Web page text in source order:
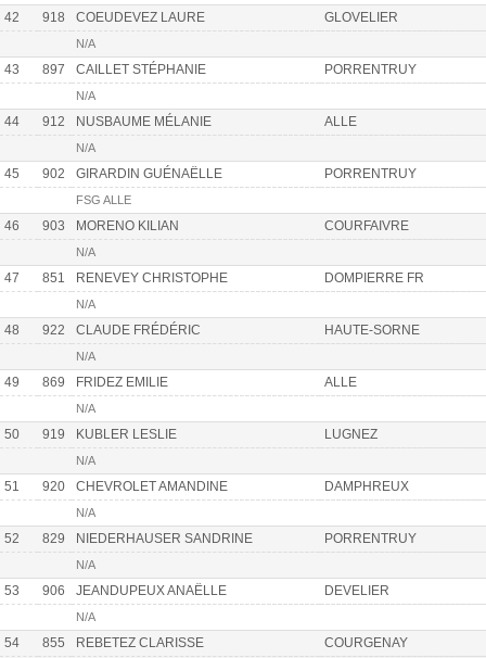
42 918 COEUDEVEZ LAURE GLOVELIER
N/A
43 897 CAILLET STÉPHANIE PORRENTRUY
N/A
44 912 NUSBAUME MÉLANIE ALLE
N/A
45 902 GIRARDIN GUÉNAËLLE PORRENTRUY
FSG ALLE
46 903 MORENO KILIAN COURFAIVRE
N/A
47 851 RENEVEY CHRISTOPHE DOMPIERRE FR
N/A
48 922 CLAUDE FRÉDÉRIC HAUTE-SORNE
N/A
49 869 FRIDEZ EMILIE ALLE
N/A
50 919 KUBLER LESLIE LUGNEZ
N/A
51 920 CHEVROLET AMANDINE DAMPHREUX
N/A
52 829 NIEDERHAUSER SANDRINE PORRENTRUY
N/A
53 906 JEANDUPEUX ANAËLLE DEVELIER
N/A
54 855 REBETEZ CLARISSE COURGENAY